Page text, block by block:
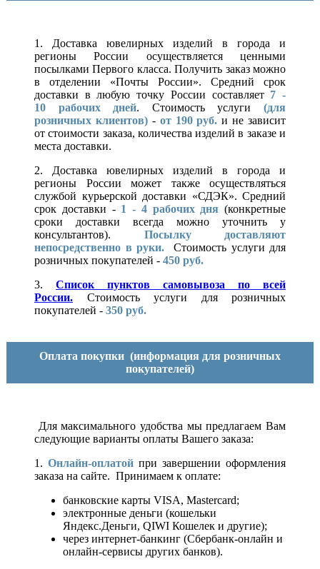
1. Доставка ювелирных изделий в города и
регионы России осуществляется ценными
посылками Первого класса. Получить заказ можно
в отделении «Почты России». Средний срок
доставки в любую точку России составляет 7 -
10 рабочих дней. Стоимость услуги(для
розничных клиентов)- от 190 руб. и не зависит
от стоимости заказа, количества изделий в заказе и
места доставки.
2. Доставка ювелирных изделий в города и
регионы России может также осуществляться
службой курьерской доставки «СДЭК». Средний
срок доставки - 1 - 4 рабочих дня (конкретные
сроки доставки всегда можно уточнить у
консультантов). Посылку доставляют
непосредственно в руки.
Стоимость услуги для
розничных покупателей - 450 руб.
3. Список пунктов самовывоза по всей
России.
Стоимость услуги для розничных
покупателей - 350 руб.
Оплата покупки (информация для розничных
покупателей)
Для максимального удобства мы предлагаем Вам
следующие варианты оплаты Вашего заказа:
1. Онлайн-оплатой при завершении оформления
заказа на сайте. Принимаем к оплате:
банковские карты VISA, Mastercard;
электронные деньги (кошельки
Яндекс.Деньги, QIWI Кошелек и другие);
через интернет-банкинг (Сбербанк-онлайн и
онлайн-сервисы других банков).